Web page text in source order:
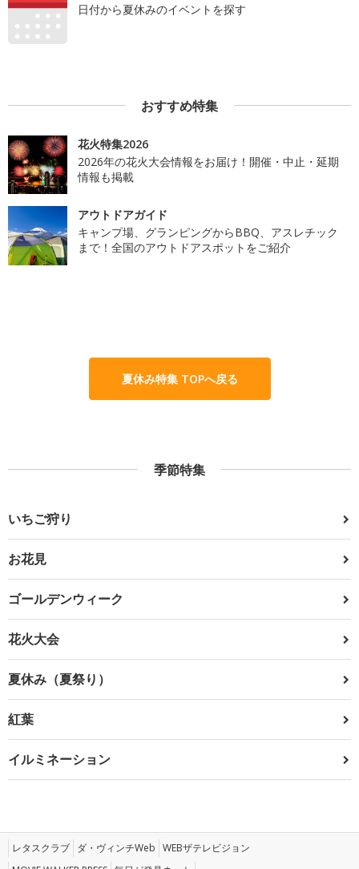
日付から夏休みのイベントを探す
おすすめ特集
花火特集2026
2026年の花火大会情報をお届け！開催・中止・延期
情報も掲載
アウトドアガイド
キャンプ場、グランピングからBBQ、アスレチック
まで！全国のアウトドアスポットをご紹介
夏休み特集 TOPへ戻る
季節特集
いちご狩り
お花見
ゴールデンウィーク
花火大会
夏休み（夏祭り）
紅葉
イルミネーション
レタスクラブ ダ・ヴィンチWeb WEBザテレビジョン